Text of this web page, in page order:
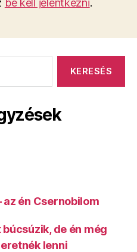
be kell jelentkezni.
én Csernobilom
de én még
lenni